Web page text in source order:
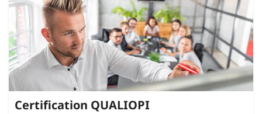
Certification QUALIOPI